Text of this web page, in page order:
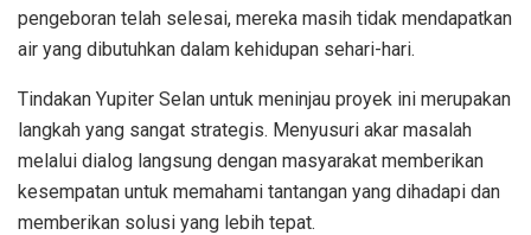
pengeboran telah selesai, mereka masih tidak mendapatkan
air yang dibutuhkan dalam kehidupan sehari-hari.
Tindakan Yupiter Selan untuk meninjau proyek ini merupakan
langkah yang sangat strategis. Menyusuri akar masalah
melalui dialog langsung dengan masyarakat memberikan
kesempatan untuk memahami tantangan yang dihadapi dan
memberikan solusi yang lebih tepat.